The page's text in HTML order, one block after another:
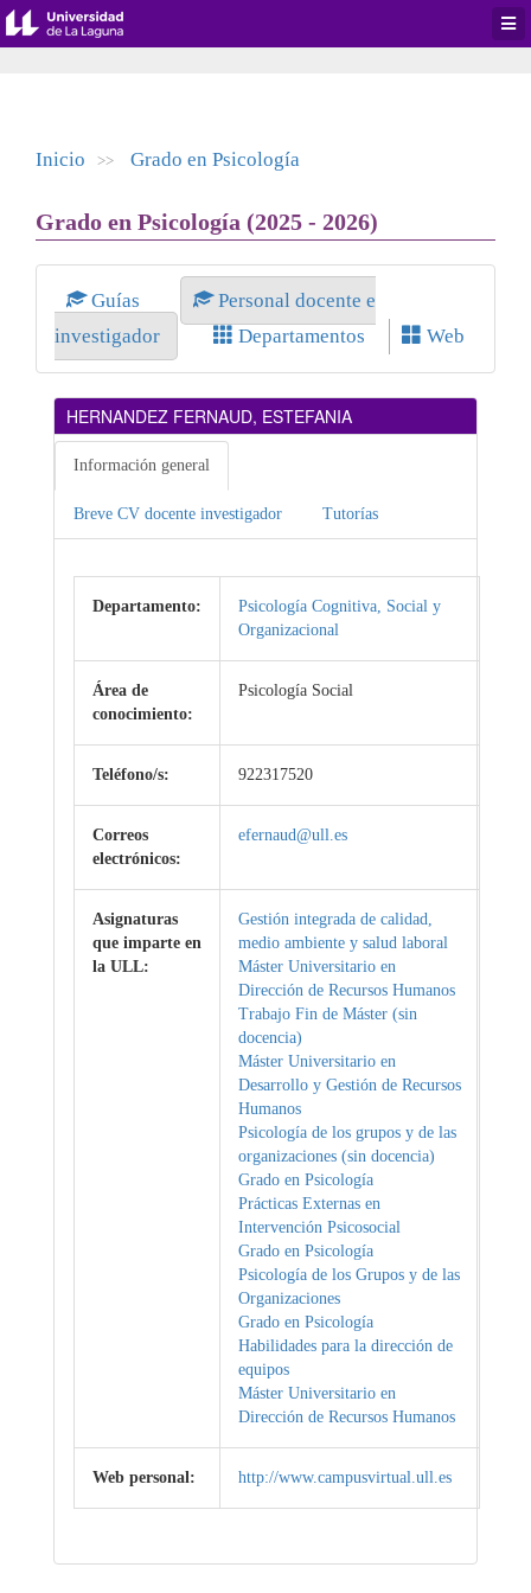
Inicio >> Grado en Psicología
Grado en Psicología (2025 - 2026)
Guías
Personal docente e
investigador
Departamentos Web
HERNANDEZ FERNAUD, ESTEFANIA
Información general
Breve CV docente investigador Tutorías
Departamento:
Psicología Cognitiva, Social y
Organizacional
Área de
conocimiento:
Psicología Social
Teléfono/s: 922317520
Correos
electrónicos:
efernaud@ull.es
Asignaturas
que imparte en
la ULL:
Gestión integrada de calidad,
medio ambiente y salud laboral
Máster Universitario en
Dirección de Recursos Humanos
Trabajo Fin de Máster (sin
docencia)
Máster Universitario en
Desarrollo y Gestión de Recursos
Humanos
Psicología de los grupos y de las
organizaciones (sin docencia)
Grado en Psicología
Prácticas Externas en
Intervención Psicosocial
Grado en Psicología
Psicología de los Grupos y de las
Organizaciones
Grado en Psicología
Habilidades para la dirección de
equipos
Máster Universitario en
Dirección de Recursos Humanos
Web personal: http://www.campusvirtual.ull.es